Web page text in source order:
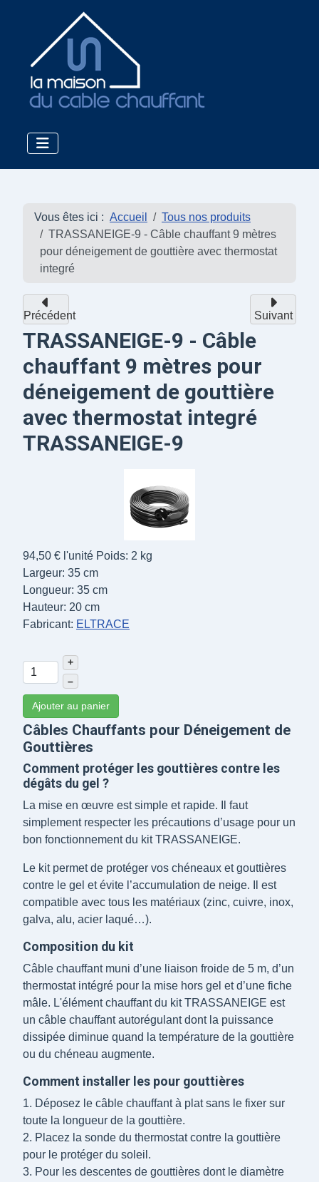
Vous êtes ici : Accueil
Tous nos produits
TRASSANEIGE-9 - Câble chauffant 9 mètres
pour déneigement de gouttière avec thermostat
integré
Précédent Suivant
TRASSANEIGE-9 - Câble
chauffant 9 mètres pour
déneigement de gouttière
avec thermostat integré
TRASSANEIGE-9
94,50 € l'unité Poids: 2 kg
Largeur: 35 cm
Longueur: 35 cm
Hauteur: 20 cm
Fabricant: ELTRACE
+
–
Ajouter au panier
Câbles Chauffants pour Déneigement de
Gouttières
Comment protéger les gouttières contre les
dégâts du gel ?
La mise en œuvre est simple et rapide. Il faut
simplement respecter les précautions d’usage pour un
bon fonctionnement du kit TRASSANEIGE.
Le kit permet de protéger vos chéneaux et gouttières
contre le gel et évite l’accumulation de neige. Il est
compatible avec tous les matériaux (zinc, cuivre, inox,
galva, alu, acier laqué…).
Composition du kit
Câble chauffant muni d’une liaison froide de 5 m, d’un
thermostat intégré pour la mise hors gel et d’une fiche
mâle. L'élément chauffant du kit TRASSANEIGE est
un câble chauffant autorégulant dont la puissance
dissipée diminue quand la température de la gouttière
ou du chéneau augmente.
Comment installer les pour gouttières
1. Déposez le câble chauffant à plat sans le fixer sur
toute la longueur de la gouttière.
2. Placez la sonde du thermostat contre la gouttière
pour le protéger du soleil.
3. Pour les descentes de gouttières dont le diamètre